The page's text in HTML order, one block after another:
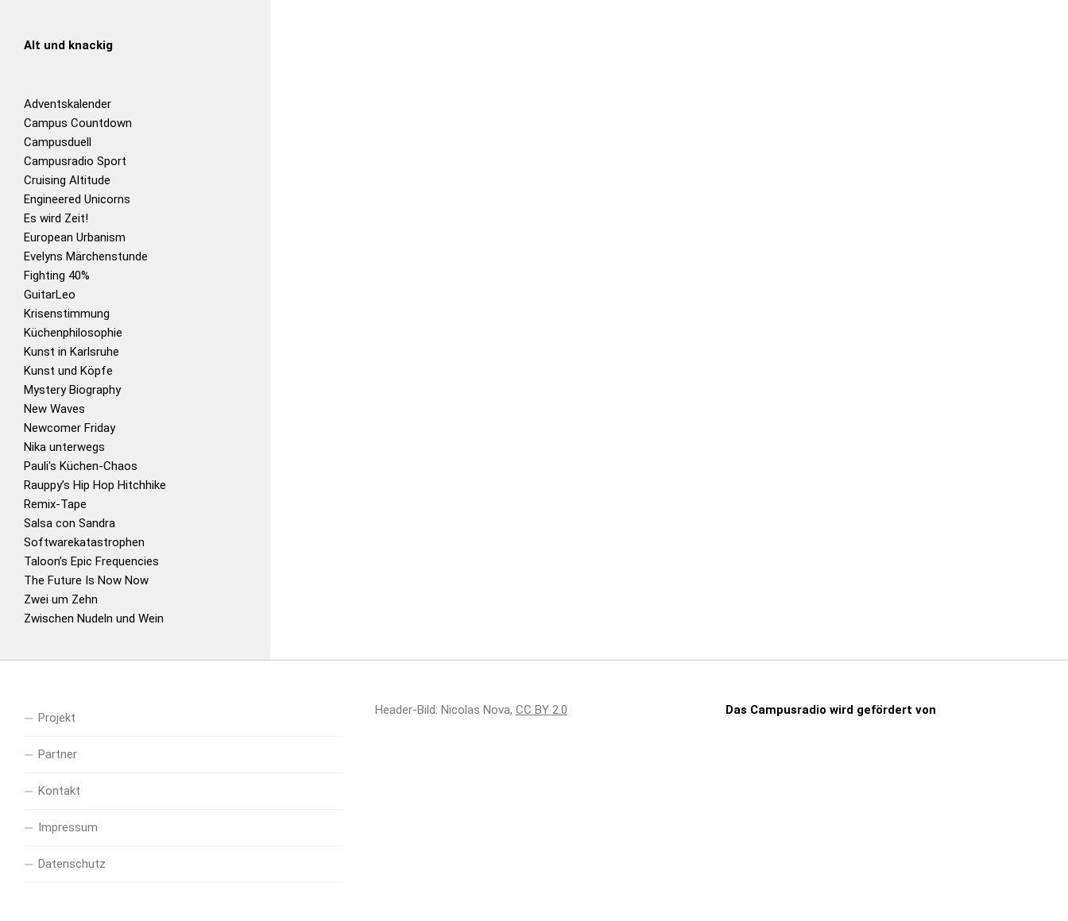
Alt und knackig
Adventskalender
Campus Countdown
Campusduell
Campusradio Sport
Cruising Altitude
Engineered Unicorns
Es wird Zeit!
European Urbanism
Evelyns Märchenstunde
Fighting 40%
GuitarLeo
Krisenstimmung
Küchenphilosophie
Kunst in Karlsruhe
Kunst und Köpfe
Mystery Biography
New Waves
Newcomer Friday
Nika unterwegs
Pauli's Küchen-Chaos
Rauppy’s Hip Hop Hitchhike
Remix-Tape
Salsa con Sandra
Softwarekatastrophen
Taloon’s Epic Frequencies
The Future Is Now Now
Zwei um Zehn
Zwischen Nudeln und Wein
Projekt
Partner
Kontakt
Impressum
Datenschutz
Header-Bild: Nicolas Nova, CC BY 2.0 Das Campusradio wird gefördert von